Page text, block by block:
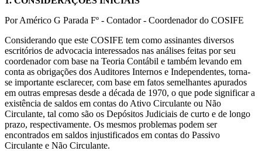
Por Américo G Parada Fº - Contador - Coordenador do COSIFE
Considerando que este COSIFE tem como assinantes diversos
escritórios de advocacia interessados nas análises feitas por seu
coordenador com base na Teoria Contábil e também levando em
conta as obrigações dos Auditores Internos e Independentes, torna-
se importante esclarecer, com base em fatos semelhantes apurados
em outras empresas desde a década de 1970, o que pode significar a
existência de saldos em contas do Ativo Circulante ou Não
Circulante, tal como são os Depósitos Judiciais de curto e de longo
prazo, respectivamente. Os mesmos problemas podem ser
encontrados em saldos injustificados em contas do Passivo
Circulante e Não Circulante.